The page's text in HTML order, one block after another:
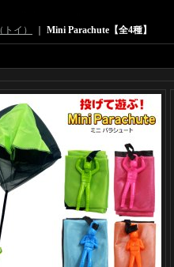
トイ） Mini Parachute【全4種】